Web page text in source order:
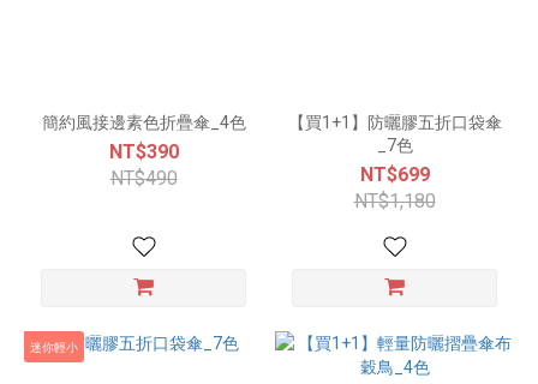
簡約風接邊素色折疊傘_4色
NT$390
NT$490
【買1+1】防曬膠五折口袋傘
_7色
NT$699
NT$1,180
迷你輕小